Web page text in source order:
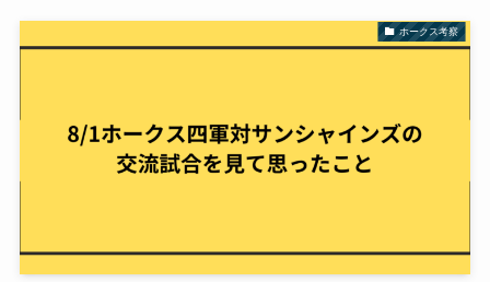
ホークス考察